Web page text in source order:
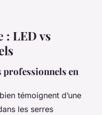
: LED vs
professionnels en
témoignent d’une
les serres